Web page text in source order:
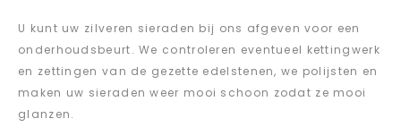
U kunt uw zilveren sieraden bij ons afgeven voor een
onderhoudsbeurt. We controleren eventueel kettingwerk
en zettingen van de gezette edelstenen, we polijsten en
maken uw sieraden weer mooi schoon zodat ze mooi
glanzen.